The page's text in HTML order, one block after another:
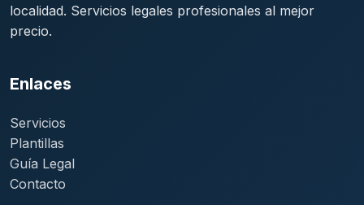
localidad. Servicios legales profesionales al mejor
precio.
Enlaces
Servicios
Plantillas
Guía Legal
Contacto